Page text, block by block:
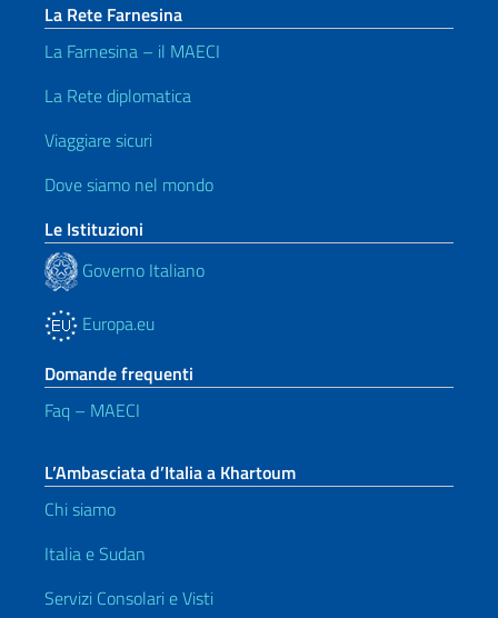
La Rete Farnesina
La Farnesina – il MAECI
La Rete diplomatica
Viaggiare sicuri
Dove siamo nel mondo
Le Istituzioni
Governo Italiano
Europa.eu
Domande frequenti
Faq – MAECI
L’Ambasciata d’Italia a Khartoum
Chi siamo
Italia e Sudan
Servizi Consolari e Visti